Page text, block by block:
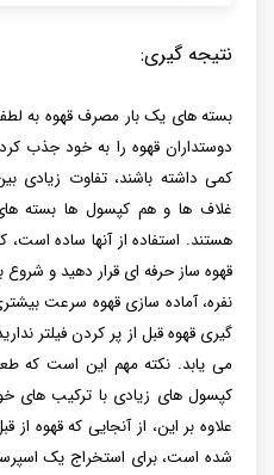
نتیجه گیری:
بسته های یک بار مصرف قهوه به
دوستداران قهوه را به خود جذب
کمی داشته باشند، تفاوت زیادی
غلاف ها و هم کپسول ها بسته
هستند. استفاده از آنها ساده است،
قهوه ساز حرفه ای قرار دهید و
نفره، آماده سازی قهوه سرعت
گیری قهوه قبل از پر کردن فیلتر
می یابد. نکته مهم این است که
کپسول ‌های زیادی با ترکیب‌ های
علاوه بر این، از آنجایی که قهوه
شده است، برای استخراج یک